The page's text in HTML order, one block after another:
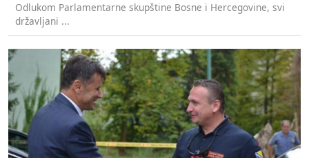
Odlukom Parlamentarne skupštine Bosne i Hercegovine, svi
državljani ...